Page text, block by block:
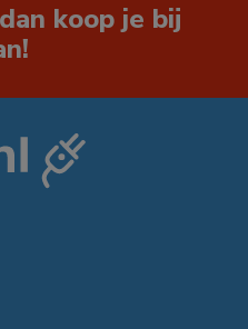
koop je bij